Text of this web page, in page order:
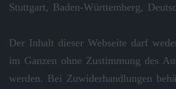
Stuttgart, Baden-Württemberg,
Der Inhalt dieser Webseite darf
im Ganzen ohne Zustimmung des
werden. Bei Zuwiderhandlungen